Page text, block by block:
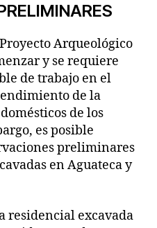
Arqueológico
y se requiere
de trabajo en el
de la
de los
es posible
preliminares
en Aguateca y
residencial excavada